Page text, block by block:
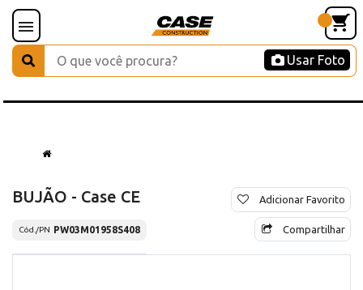
Usar Foto
BUJÃO - Case CE
Cód./PN PW03M01958S408
Adicionar Favorito
Compartilhar